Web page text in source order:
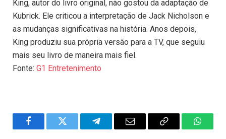
King, autor do livro original, não gostou da adaptação de
Kubrick. Ele criticou a interpretação de Jack Nicholson e
as mudanças significativas na história. Anos depois,
King produziu sua própria versão para a TV, que seguiu
mais seu livro de maneira mais fiel.
Fonte: G1 Entretenimento
FacebookTwitter TelegramEmail
Copy